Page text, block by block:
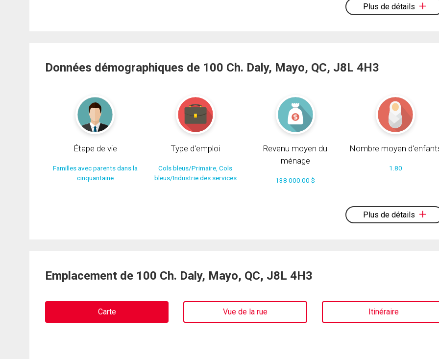
Plus de détails
Données démographiques de 100 Ch. Daly, Mayo, QC, J8L 4H3
Étape de vie
Familles avec parents dans la
cinquantaine
Type d'emploi
Cols bleus/Primaire, Cols
bleus/Industrie des services
Revenu moyen du
ménage
138 000.00 $
Nombre moyen
1.80
Plus de détails
Emplacement de 100 Ch. Daly, Mayo, QC, J8L 4H3
Carte Vue de la rue Itinéraire